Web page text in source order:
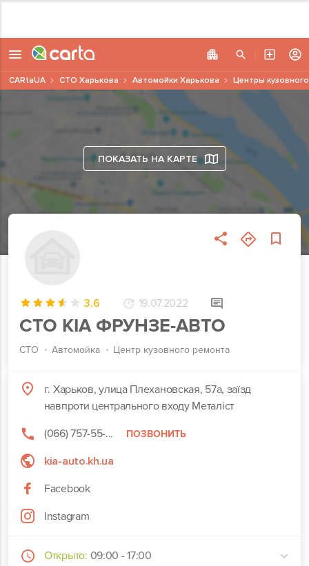
ПОКАЗАТЬ НА КАРТЕ
3.6 19.07.2022
СТО KIA ФРУНЗЕ-АВТО
СТО Автомойка Центр кузовного ремонта
г. Харьков, улица Плехановская, 57а, заїзд
навпроти центрального входу Металіст
(066) 757-55-...
ПОЗВОНИТЬ
kia-auto.kh.ua
Facebook
Instagram
Открыто: 09:00 - 17:00
CARtaUA СТО Харькова Автомойки Харькова Центры